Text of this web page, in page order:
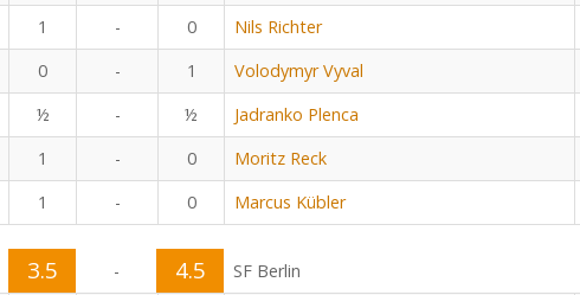
1 - 0 Nils Richter
0 - 1 Volodymyr Vyval
½ - ½ Jadranko Plenca
1 - 0 Moritz Reck
1 - 0 Marcus Kübler
3.5 - 4.5
SF Berlin